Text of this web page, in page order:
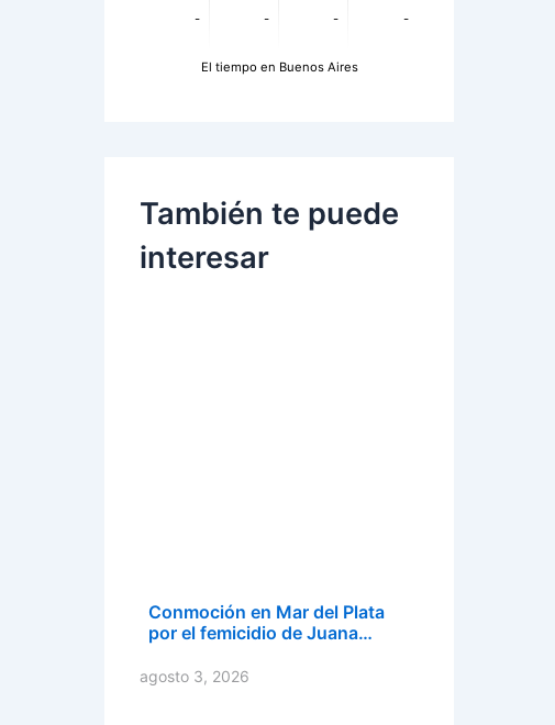
- - - -
El tiempo en Buenos Aires
También te puede
interesar
Conmoción en Mar del Plata
por el femicidio de Juana…
agosto 3, 2026